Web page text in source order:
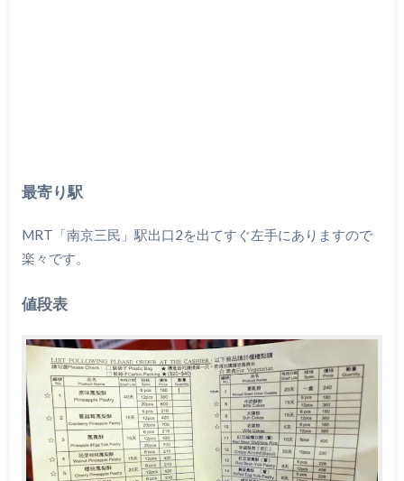
最寄り駅
MRT「南京三民」駅出口2を出てすぐ左手にありますので
楽々です。
値段表